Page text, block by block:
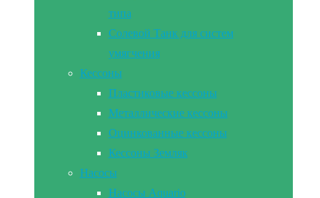
типа
Солевой Танк для систем
умягчения
Кессоны
Пластиковые кессоны
Металлические кессоны
Оцинкованные кессоны
Кессоны Земляк
Насосы
Насосы Aquario